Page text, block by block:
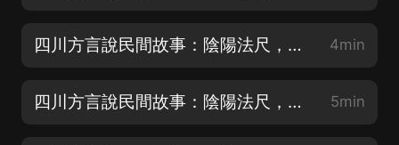
四川方言說民間故事：陰陽法尺，魯班尺量儘陰陽事 4min
四川方言說民間故事：陰陽法尺，冤魂夜哭 5min